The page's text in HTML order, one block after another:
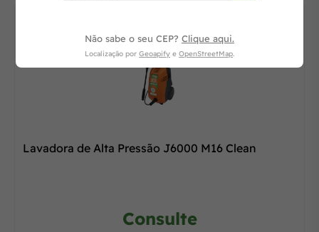
Lavadora de Alta Pressão J6000 M16 Clean
Consulte
Não sabe o seu CEP? Clique aqui.
Localização por Geoapify e OpenStreetMap